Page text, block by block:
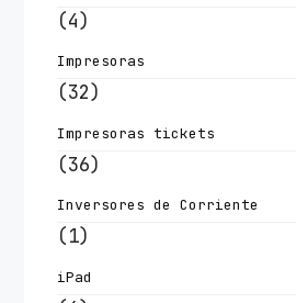
(4)
Impresoras
(32)
Impresoras tickets
(36)
Inversores de Corriente
(1)
iPad